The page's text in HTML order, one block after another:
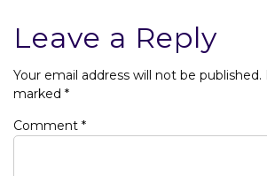
Leave a Reply
Your email address will not be published.
marked *
Comment *